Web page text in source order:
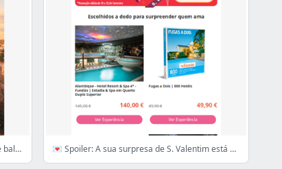
Passatempo exclusivo 😍 Ganhe um voo de balão para 2! 💌 Spoiler: A sua surpresa de S. Valentim está aqui